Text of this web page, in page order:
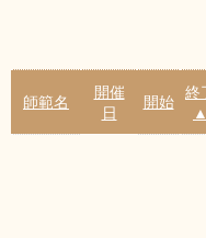
師範名
開催
日
開始
終
▲